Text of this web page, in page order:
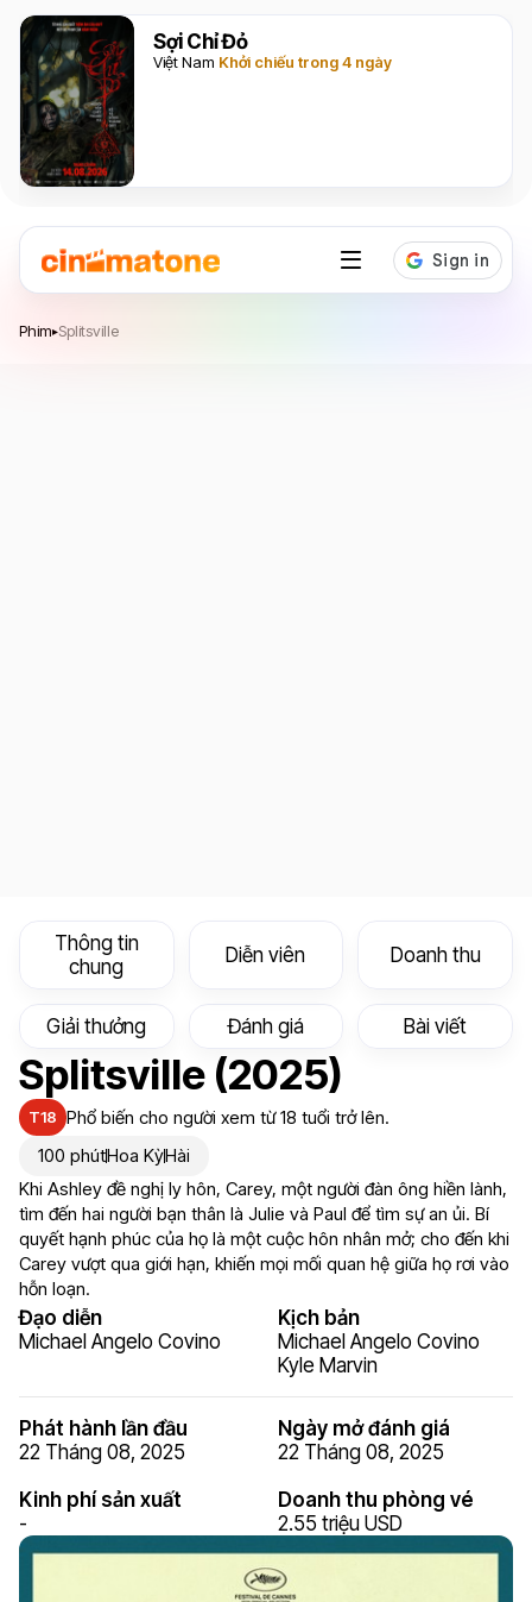
Sợi Chỉ Đỏ
Việt Nam Khởi chiếu trong 4 ngày
Phim▸Splitsville
Thông tin
chung
Diễn viên Doanh thu
Giải thưởng Đánh giá Bài viết
Splitsville (2025)
T18 Phổ biến cho người xem từ 18 tuổi trở lên.
100 phútHoa KỳHài
Khi Ashley đề nghị ly hôn, Carey, một người đàn ông hiền lành,
tìm đến hai người bạn thân là Julie và Paul để tìm sự an ủi. Bí
quyết hạnh phúc của họ là một cuộc hôn nhân mở; cho đến khi
Carey vượt qua giới hạn, khiến mọi mối quan hệ giữa họ rơi vào
hỗn loạn.
Đạo diễn
Michael Angelo Covino
Kịch bản
Michael Angelo Covino
Kyle Marvin
Phát hành lần đầu
22 Tháng 08, 2025
Ngày mở đánh giá
22 Tháng 08, 2025
Kinh phí sản xuất
-
Doanh thu phòng vé
2.55 triệu USD